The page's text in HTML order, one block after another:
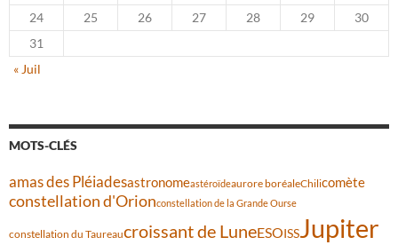
24
25 26 27 28 29
30
31
« Juil
MOTS-CLÉS
amas des Pléiadesastronomeastéroïdeaurore boréaleChilicomète
constellation d'Orionconstellation de la Grande Ourse
constellation du Taureaucroissant de LuneESOISSJupiter